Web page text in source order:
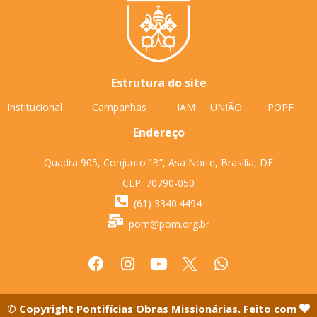
Estrutura do site
Institucional Campanhas IAM UNIÃO POPF
Endereço
Quadra 905, Conjunto “B”, Asa Norte, Brasília, DF
CEP: 70790-050
(61) 3340.4494
pom@pom.org.br
© Copyright Pontifícias Obras Missionárias. Feito com